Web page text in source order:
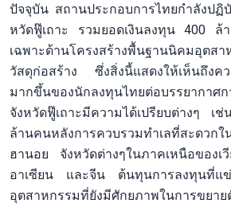
ปัจจุบัน สถานประกอบการไทยกำลังปฏิ
หวัดฟู๊เถาะ รวมยอดเงินลงทุน 400 ล้
เฉพาะด้านโครงสร้างพื้นฐานนิคมอุตสา
วัสดุก่อสร้าง ซึ่งสิ่งนี้แสดงให้เห็นถึงค
มากขึ้นของนักลงทุนไทยต่อบรรยากาศ
จังหวัดฟู๊เถาะมีความได้เปรียบต่างๆ
ล้านคนหลังการควบรวมทำเลที่สะดวกใ
ฮานอย จังหวัดต่างๆในภาคเหนือของ
อาเซียน และจีน ต้นทุนการลงทุนที่แ
อุตสาหกรรมที่ยังมีศักยภาพในการขยา